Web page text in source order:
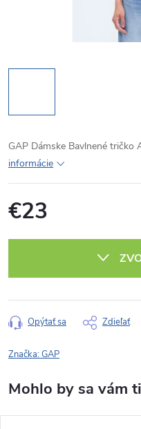
GAP Dámske Bavlnené tričko
informácie
€23
Opýtať sa Zdieľať
Značka:GAP